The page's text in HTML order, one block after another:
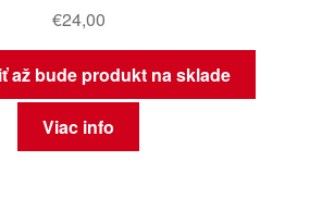
€24,00
až bude produkt na sklade
Viac info